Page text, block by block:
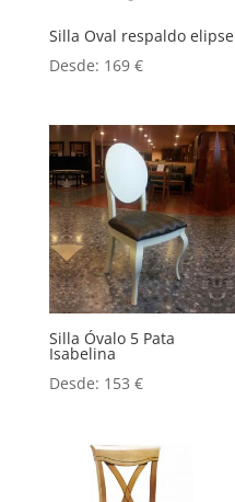
Silla Oval respaldo elipse
Desde: 169 €
Silla Óvalo 5 Pata
Isabelina
Desde: 153 €